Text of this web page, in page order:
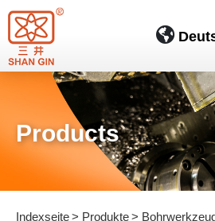
Products
Indexseite Produkte